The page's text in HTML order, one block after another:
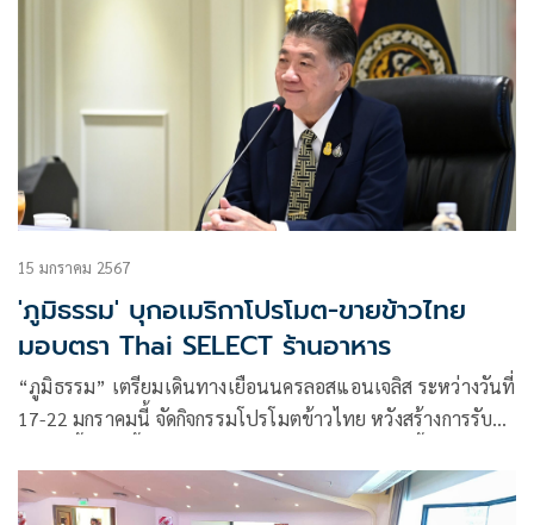
15 มกราคม 2567
'ภูมิธรรม' บุกอเมริกาโปรโมต-ขายข้าวไทย
มอบตรา Thai SELECT ร้านอาหาร
​“ภูมิธรรม” เตรียมเดินทางเยือนนครลอสแอนเจลิส ระหว่างวันที่
17-22 มกราคมนี้ จัดกิจกรรมโปรโมตข้าวไทย หวังสร้างการรับรู้
และอาหารกระป๋อง คาดมีข่าวดีเพิ่มมูลค่าส่งออก และมอบตรา
Thai SELECT ร้านอาหารไทยรายใหม่ เปิดตัวอาหารไทยเข้า